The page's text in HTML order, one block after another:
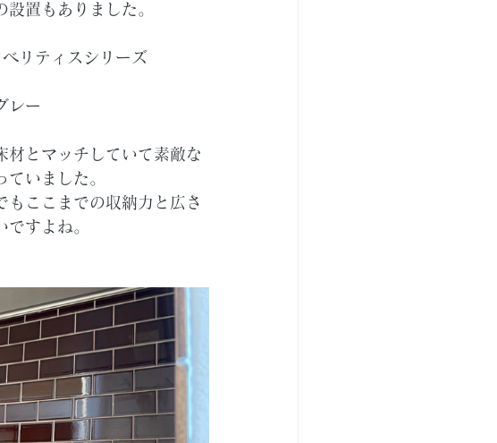
設置もありました。
リティスシリーズ
レー
材とマッチしていて素敵な
ていました。
もここまでの収納力と広さ
ですよね。